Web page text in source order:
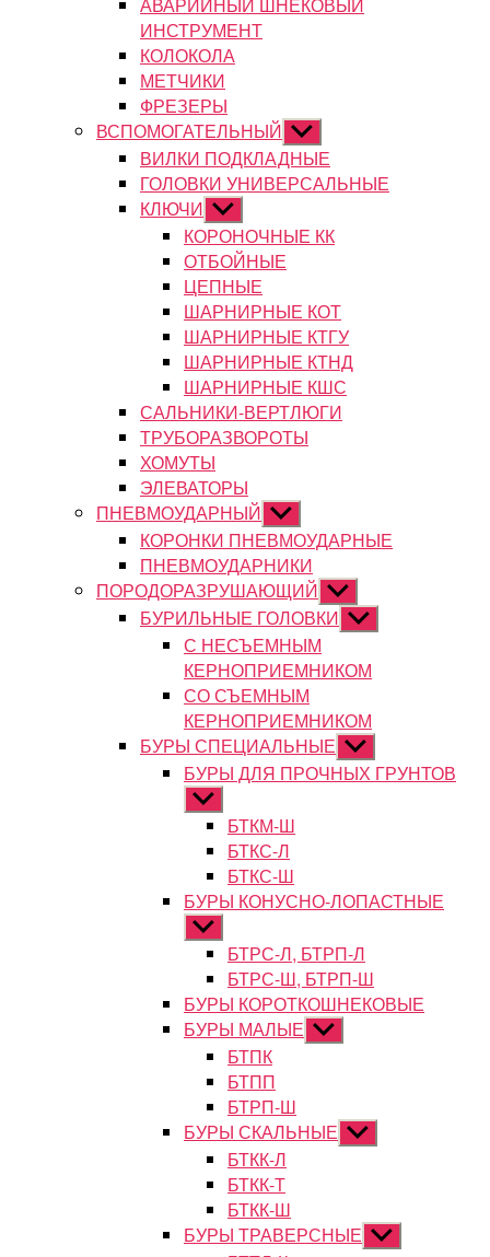
ИНСТРУМЕНТ
КОЛОКОЛА
МЕТЧИКИ
ФРЕЗЕРЫ
ВСПОМОГАТЕЛЬНЫЙ Показывать
подменю
ВИЛКИ ПОДКЛАДНЫЕ
ГОЛОВКИ УНИВЕРСАЛЬНЫЕ
КЛЮЧИ Показывать
подменю
КОРОНОЧНЫЕ КК
ОТБОЙНЫЕ
ЦЕПНЫЕ
ШАРНИРНЫЕ КОТ
ШАРНИРНЫЕ КТГУ
ШАРНИРНЫЕ КТНД
ШАРНИРНЫЕ КШС
САЛЬНИКИ-ВЕРТЛЮГИ
ТРУБОРАЗВОРОТЫ
ХОМУТЫ
ЭЛЕВАТОРЫ
ПНЕВМОУДАРНЫЙ Показывать
подменю
КОРОНКИ ПНЕВМОУДАРНЫЕ
ПНЕВМОУДАРНИКИ
ПОРОДОРАЗРУШАЮЩИЙ Показывать
подменю
БУРИЛЬНЫЕ ГОЛОВКИ Показывать
подменю
С НЕСЪЕМНЫМ
КЕРНОПРИЕМНИКОМ
СО СЪЕМНЫМ
КЕРНОПРИЕМНИКОМ
БУРЫ СПЕЦИАЛЬНЫЕ Показывать
подменю
БУРЫ ДЛЯ ПРОЧНЫХ ГРУНТОВ
Показывать
подменюБТКМ-Ш
БТКС-Л
БТКС-Ш
БУРЫ КОНУСНО-ЛОПАСТНЫЕ
Показывать
подменюБТРС-Л, БТРП-Л
БТРС-Ш, БТРП-Ш
БУРЫ КОРОТКОШНЕКОВЫЕ
БУРЫ МАЛЫЕ Показывать
подменю
БТПК
БТПП
БТРП-Ш
БУРЫ СКАЛЬНЫЕ Показывать
подменю
БТКК-Л
БТКК-Т
БТКК-Ш
БУРЫ ТРАВЕРСНЫЕ Показывать